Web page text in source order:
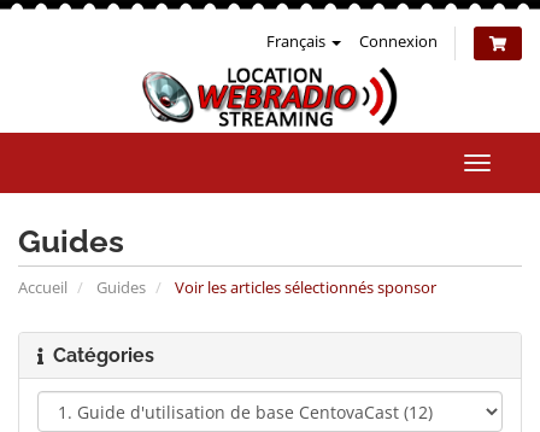
Français Connexion
la
Guides
Accueil Guides Voir les articles sélectionnés sponsor
Catégories